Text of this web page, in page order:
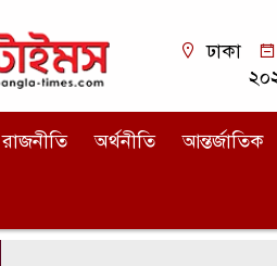
ঢাকা
রাজনীতি অর্থনীতি আন্তর্জাতিক